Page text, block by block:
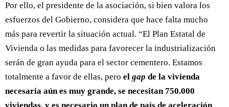
Por ello, el presidente de la asociación, si bien valora los
esfuerzos del Gobierno, considera que hace falta mucho
más para revertir la situación actual. “El Plan Estatal de
Vivienda o las medidas para favorecer la industrialización
serán de gran ayuda para el sector cementero. Estamos
totalmente a favor de ellas, pero el gap de la vivienda
necesaria aún es muy grande, se necesitan 750.000